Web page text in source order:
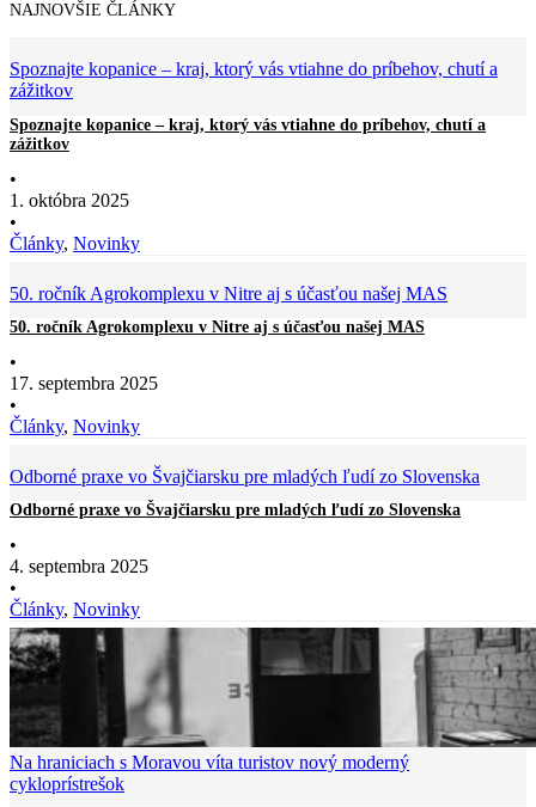
NAJNOVŠIE ČLÁNKY
Spoznajte kopanice – kraj, ktorý vás vtiahne do príbehov, chutí a
zážitkov
Spoznajte kopanice – kraj, ktorý vás vtiahne do príbehov, chutí a
zážitkov
•
1. októbra 2025
•
Články, Novinky
50. ročník Agrokomplexu v Nitre aj s účasťou našej MAS
50. ročník Agrokomplexu v Nitre aj s účasťou našej MAS
•
17. septembra 2025
•
Články, Novinky
Odborné praxe vo Švajčiarsku pre mladých ľudí zo Slovenska
Odborné praxe vo Švajčiarsku pre mladých ľudí zo Slovenska
•
4. septembra 2025
•
Články, Novinky
Na hraniciach s Moravou víta turistov nový moderný
cykloprístrešok